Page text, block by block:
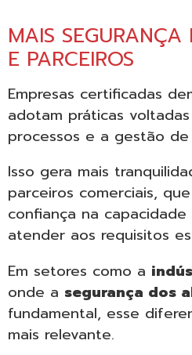
MAIS SEGURANÇA
E PARCEIROS
Empresas certificadas
adotam práticas
processos e a gestão de
Isso gera mais
parceiros comerciais,
confiança na
atender aos requisitos
Em setores como a
onde a segurança dos
fundamental, esse
mais relevante.